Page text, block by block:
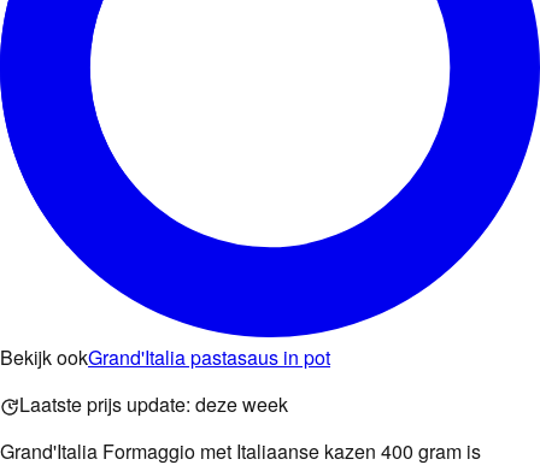
Bekijk ookGrand'Italia pastasaus in pot
Laatste prijs update: deze week
Grand'Italia Formaggio met Italiaanse kazen 400 gram is